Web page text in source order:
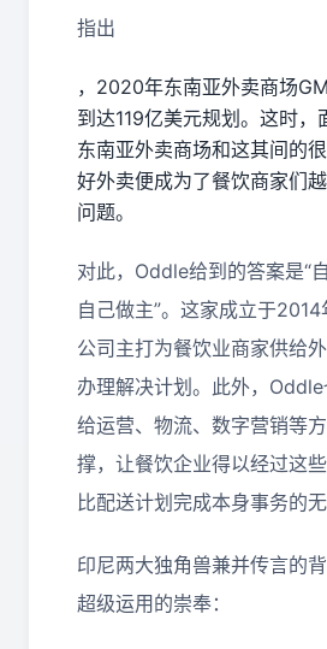
指出
， 2020年东南亚外卖商场
到达119亿美元规划。这时，
东南亚外卖商场和这其间的
好外卖便成为了餐饮商家们
问题。
对此， Oddle给到的答案是“
自己做主”。这家成立于2014
公司主打为餐饮业商家供给
办理解决计划。此外， Oddle
给运营、物流、数字营销等
撑，让餐饮企业得以经过这
比配送计划完成本身事务的无
印尼两大独角兽兼并传言的
超级运用的崇奉：